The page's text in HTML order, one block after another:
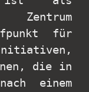
für
die in
einem